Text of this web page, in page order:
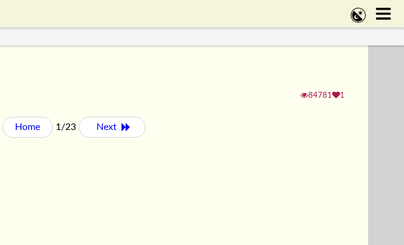
84781 1
Home 1/23 Next